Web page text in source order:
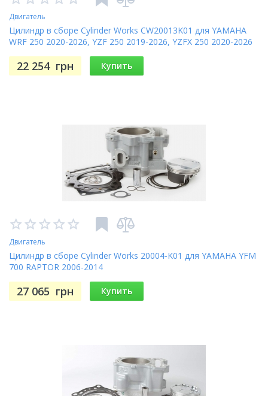
Двигатель
Цилиндр в сборе Cylinder Works CW20013K01 для YAMAHA
WRF 250 2020-2026, YZF 250 2019-2026, YZFX 250 2020-2026
22 254 грн Купить
Двигатель
Цилиндр в сборе Cylinder Works 20004-K01 для YAMAHA YFM
700 RAPTOR 2006-2014
27 065 грн Купить